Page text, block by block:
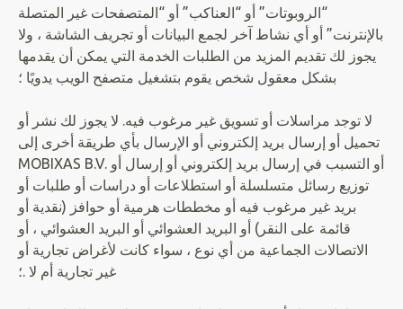
“الروبوتات” أو “العناكب” أو “المتصفحات غير المتصلة
بالإنترنت” أو أي نشاط آخر لجمع البيانات أو تجريف الشاشة ، ولا
يجوز لك تقديم المزيد من الطلبات الخدمة التي يمكن أن يقدمها
بشكل معقول شخص يقوم بتشغيل متصفح الويب يدويًا ؛
لا توجد مراسلات أو تسويق غير مرغوب فيه. لا يجوز لك نشر أو
تحميل أو إرسال بريد إلكتروني أو الإرسال بأي طريقة أخرى إلى
MOBIXAS B.V. أو التسبب في إرسال بريد إلكتروني أو إرسال أو
توزيع رسائل متسلسلة أو استطلاعات أو دراسات أو طلبات أو
بريد غير مرغوب فيه أو مخططات هرمية أو حوافز (نقدية أو
قائمة على النقر) أو البريد العشوائي أو البريد العشوائي ، أو
الاتصالات الجماعية من أي نوع ، سواء كانت لأغراض تجارية أو
غير تجارية أم لا .؛